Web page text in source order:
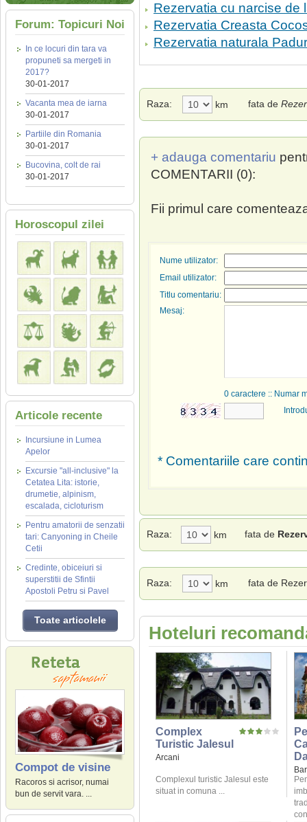
Forum: Topicuri Noi
In ce locuri din tara va
propuneti sa mergeti in
2017?
30-01-2017
Vacanta mea de iarna
30-01-2017
Partiile din Romania
30-01-2017
Bucovina, colt de rai
30-01-2017
Horoscopul zilei
Articole recente
Incursiune in Lumea
Apelor
Excursie "all-inclusive" la
Cetatea Lita: istorie,
drumetie, alpinism,
escalada, cicloturism
Pentru amatorii de senzatii
tari: Canyoning in Cheile
Cetii
Credinte, obiceiuri si
superstitii de Sfintii
Apostoli Petru si Pavel
Toate articolele
Compot de visine
Racoros si acrisor, numai
bun de servit vara. ...
Rezervatia cu narcise de
Rezervatia Creasta
Rezervatia naturala
Raza: km fata de
+ adauga comentariu
COMENTARII (0):
Fii primul care
Nume utilizator:
Email utilizator:
Titlu comentariu:
Mesaj:
0 caractere :: Numar
* Comentariile care
Raza: km fata de
Raza: km fata de
Hoteluri
Complex
Turistic Jalesul
Arcani
Complexul turistic Jalesul este
situat in comuna ...